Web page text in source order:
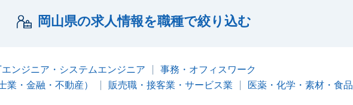
岡山県の求人情報を職種で絞り込む
エンジニア・システムエンジニア
事務・オフィスワーク
業・金融・不動産）
販売職・接客業・サービス業 医薬・化学・素材・食品